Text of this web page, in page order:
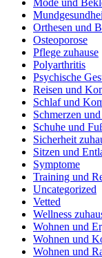
Orthesen und
Osteoporose
Pflege zuhause
Polyarthritis
Psychische
Reisen und
Schlaf und
Schmerzen
Schuhe und
Sicherheit
Sitzen und
Symptome
Training und
Uncategorized
Vetted
Wellness
Wohnen und
Wohnen und
Wohnen und